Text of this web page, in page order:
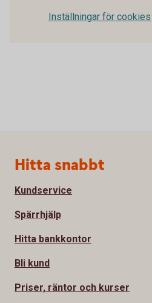
Inställningar för cookies
Sidfot
Hitta snabbt
Kundservice
Spärrhjälp
Hitta bankkontor
Bli kund
Priser, räntor och kurser